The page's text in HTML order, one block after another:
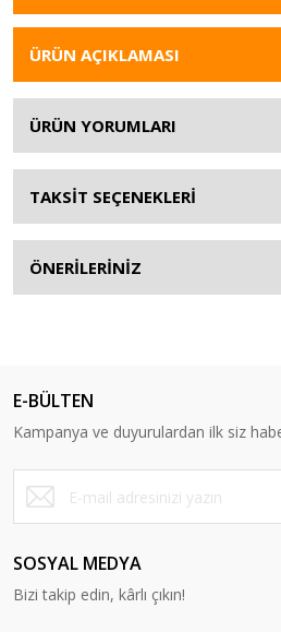
ÜRÜN AÇIKLAMASI
ÜRÜN YORUMLARI
TAKSİT SEÇENEKLERİ
ÖNERİLERİNİZ
E-BÜLTEN
Kampanya ve duyurulardan ilk siz
SOSYAL MEDYA
Bizi takip edin, kârlı çıkın!